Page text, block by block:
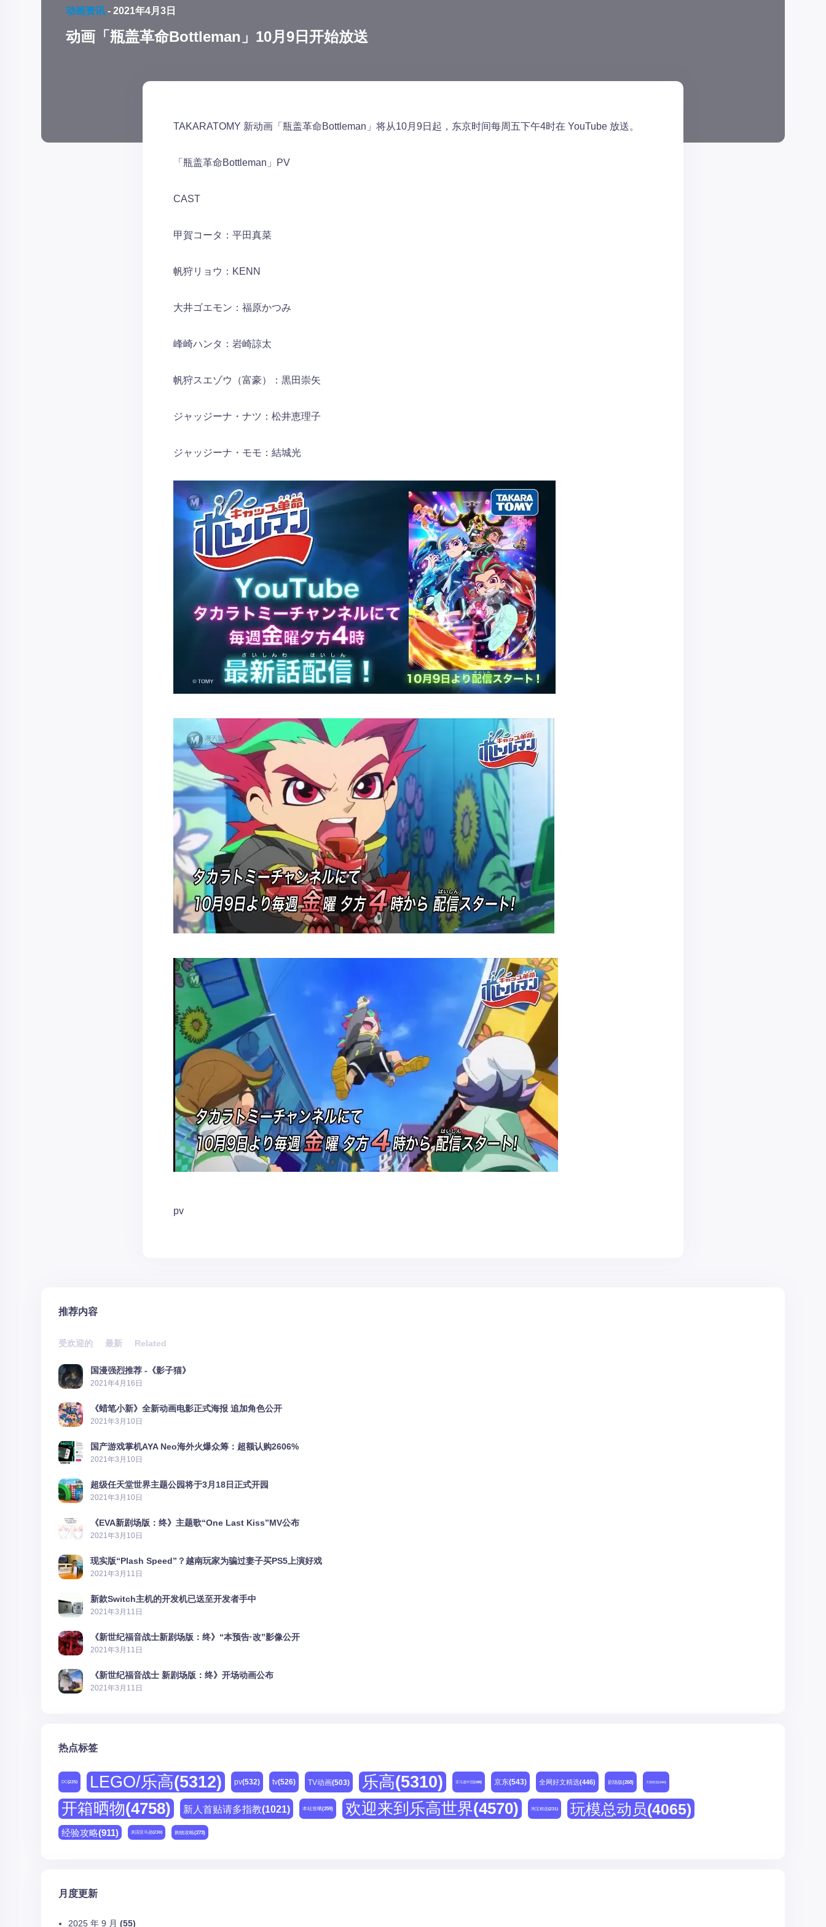
动画资讯 - 2021年4月3日
动画「瓶盖革命Bottleman」10月9日开始放送
TAKARATOMY 新动画「瓶盖革命Bottleman」将从10月9日起，东京时间每周五下午4时在 YouTube 放送。
「瓶盖革命Bottleman」PV
CAST
甲賀コータ：平田真菜
帆狩リョウ：KENN
大井ゴエモン：福原かつみ
峰崎ハンタ：岩崎諒太
帆狩スエゾウ（富豪）：黒田崇矢
ジャッジーナ・ナツ：松井恵理子
ジャッジーナ・モモ：結城光
pv
推荐内容
受欢迎的 最新 Related
国漫强烈推荐 -《影子猫》
2021年4月16日
《蜡笔小新》全新动画电影正式海报 追加角色公开
2021年3月10日
国产游戏掌机AYA Neo海外火爆众筹：超额认购2606%
2021年3月10日
超级任天堂世界主题公园将于3月18日正式开园
2021年3月10日
《EVA新剧场版：终》主题歌“One Last Kiss”MV公布
2021年3月10日
现实版“Plash Speed”？越南玩家为骗过妻子买PS5上演好戏
2021年3月11日
新款Switch主机的开发机已送至开发者手中
2021年3月11日
《新世纪福音战士新剧场版：终》“本预告·改”影像公开
2021年3月11日
《新世纪福音战士 新剧场版：终》开场动画公布
2021年3月11日
热点标签
DC(225) LEGO/乐高(5312) pv(532) tv(526) TV动画(503) 乐高(5310) 亚马逊中国(188) 京东(543) 全网好文精选(446) 剧场版(268) 天猫精选(180)
开箱晒物(4758) 新人首贴请多指教(1021) 本站首晒(259) 欢迎来到乐高世界(4570) 淘宝精选(231) 玩模总动员(4065)
经验攻略(911) 美国亚马逊(230) 购物攻略(273)
月度更新
2025 年 9 月 (55)